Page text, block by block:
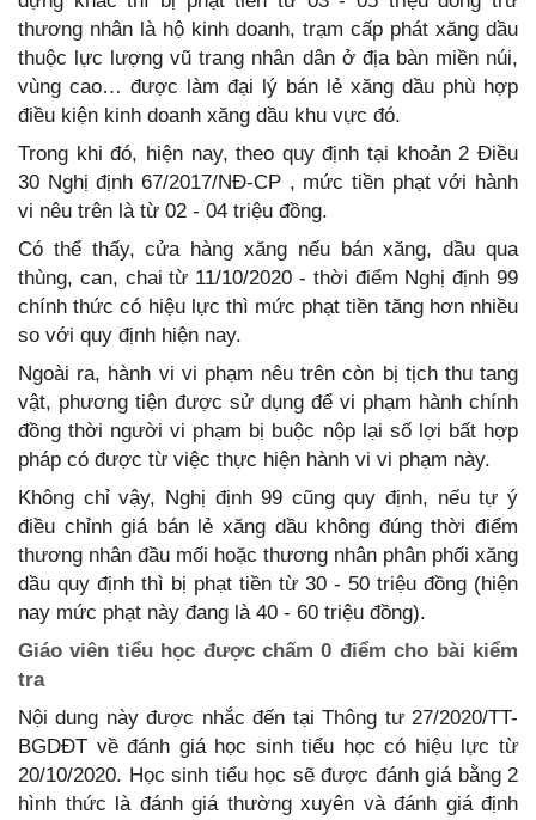
thương nhân là hộ kinh doanh, trạm cấp phát xăng dầu
thuộc lực lượng vũ trang nhân dân ở địa bàn miền núi,
vùng cao… được làm đại lý bán lẻ xăng dầu phù hợp
điều kiện kinh doanh xăng dầu khu vực đó.
Trong khi đó, hiện nay, theo quy định tại khoản 2 Điều
30 Nghị định 67/2017/NĐ-CP , mức tiền phạt với hành
vi nêu trên là từ 02 - 04 triệu đồng.
Có thể thấy, cửa hàng xăng nếu bán xăng, dầu qua
thùng, can, chai từ 11/10/2020 - thời điểm Nghị định 99
chính thức có hiệu lực thì mức phạt tiền tăng hơn nhiều
so với quy định hiện nay.
Ngoài ra, hành vi vi phạm nêu trên còn bị tịch thu tang
vật, phương tiện được sử dụng để vi phạm hành chính
đồng thời người vi phạm bị buộc nộp lại số lợi bất hợp
pháp có được từ việc thực hiện hành vi vi phạm này.
Không chỉ vậy, Nghị định 99 cũng quy định, nếu tự ý
điều chỉnh giá bán lẻ xăng dầu không đúng thời điểm
thương nhân đầu mối hoặc thương nhân phân phối xăng
dầu quy định thì bị phạt tiền từ 30 - 50 triệu đồng (hiện
nay mức phạt này đang là 40 - 60 triệu đồng).
Giáo viên tiểu học được chấm 0 điểm cho bài kiểm
tra
Nội dung này được nhắc đến tại Thông tư 27/2020/TT-
BGDĐT về đánh giá học sinh tiểu học có hiệu lực từ
20/10/2020. Học sinh tiểu học sẽ được đánh giá bằng 2
hình thức là đánh giá thường xuyên và đánh giá định